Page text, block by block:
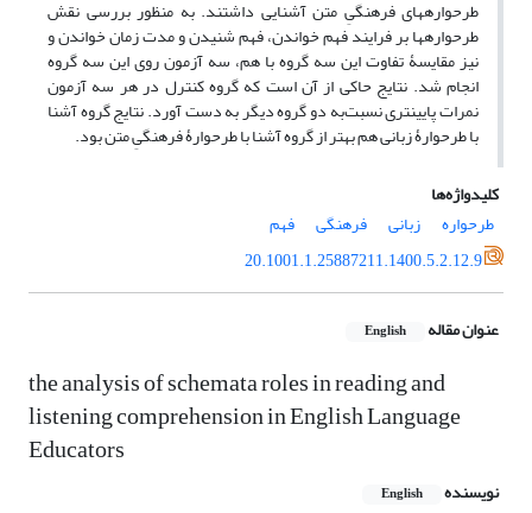
طرح‏واره‏های فرهنگیِ متن آشنایی داشتند. به منظور بررسی نقش
طرح‏واره‏ها بر فرایند فهم خواندن، فهم شنیدن و مدت زمان خواندن و
نیز مقایسۀ تفاوت این سه گروه با هم، سه آزمون روی این سه گروه
انجام شد. نتایج حاکی از آن است که گروه کنترل در هر سه آزمون
نمرات پایین‏تری نسبت‌به دو گروه دیگر به دست آورد. نتایج گروه آشنا
با طرح‏وارۀ زبانی هم بهتر از گروه آشنا با طرح‏وارۀ فرهنگیِ متن بود.
کلیدواژه‌ها
طرحواره
زبانی فرهنگی
فهم
20.1001.1.25887211.1400.5.2.12.9
عنوان مقاله English
the analysis of schemata roles in reading and
listening comprehension in English Language
Educators
نویسنده English